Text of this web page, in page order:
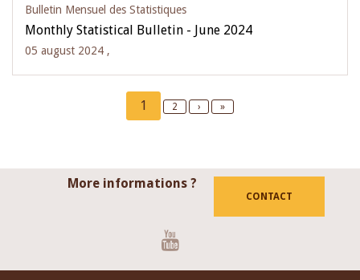
Bulletin Mensuel des Statistiques
Monthly Statistical Bulletin - June 2024
05 august 2024 ,
Current
page
1 Page
2
Next
›
Last
»
More informations ?
CONTACT